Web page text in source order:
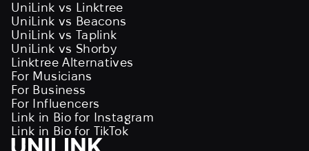
UniLink vs Linktree
UniLink vs Beacons
UniLink vs Taplink
UniLink vs Shorby
Linktree Alternatives
For Musicians
For Business
For Influencers
Link in Bio for Instagram
Link in Bio for TikTok